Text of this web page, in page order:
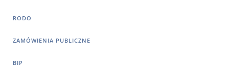
RODO
ZAMÓWIENIA PUBLICZNE
BIP